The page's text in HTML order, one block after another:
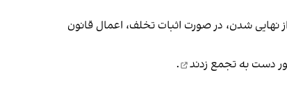
نهایی شدن، در صورت اثبات تخلف، اعمال قانون
دست به تجمع زدند
.